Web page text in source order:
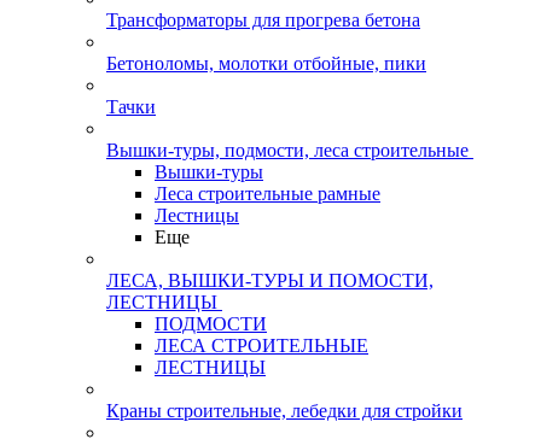
Трансформаторы для прогрева бетона
Бетоноломы, молотки отбойные, пики
Тачки
Вышки-туры, подмости, леса строительные
Вышки-туры
Леса строительные рамные
Лестницы
Еще
ЛЕСА, ВЫШКИ-ТУРЫ И ПОМОСТИ,
ЛЕСТНИЦЫ
ПОДМОСТИ
ЛЕСА СТРОИТЕЛЬНЫЕ
ЛЕСТНИЦЫ
Краны строительные, лебедки для стройки